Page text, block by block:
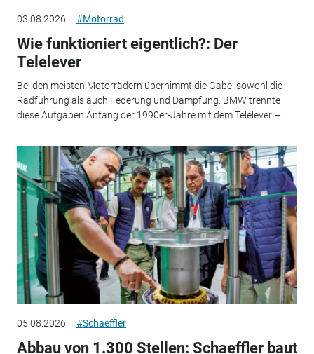
03.08.2026 #Motorrad
Wie funktioniert eigentlich?: Der
Telelever
Bei den meisten Motorrädern übernimmt die Gabel sowohl die
Radführung als auch Federung und Dämpfung. BMW trennte
diese Aufgaben Anfang der 1990er-Jahre mit dem Telelever –...
05.08.2026 #Schaeffler
Abbau von 1.300 Stellen: Schaeffler baut